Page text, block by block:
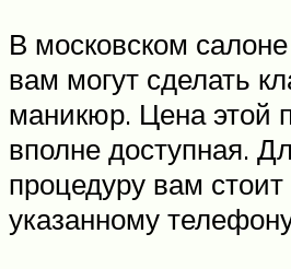
В московском
вам могут сделать
маникюр. Цена этой
вполне доступная.
процедуру вам
указанному